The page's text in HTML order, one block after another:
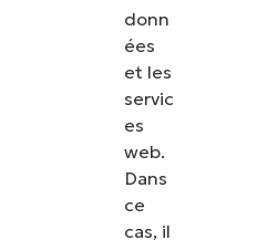
donn
ées
et les
servic
es
web.
Dans
ce
cas, il
Voir
Parcourez nos
découvrir comment